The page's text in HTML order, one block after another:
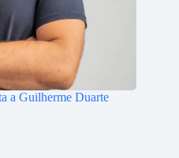
a Guilherme Duarte